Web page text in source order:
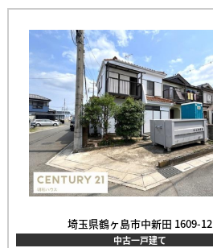
埼玉県鶴ヶ島市中新田 1609-12
中古一戸建て